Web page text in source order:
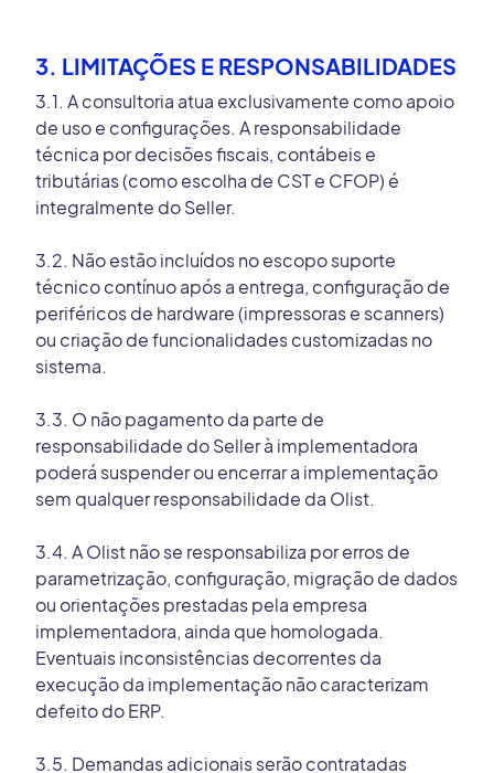
3. LIMITAÇÕES E RESPONSABILIDADES
3.1. A consultoria atua exclusivamente como apoio
de uso e configurações. A responsabilidade
técnica por decisões fiscais, contábeis e
tributárias (como escolha de CST e CFOP) é
integralmente do Seller.
3.2. Não estão incluídos no escopo suporte
técnico contínuo após a entrega, configuração de
periféricos de hardware (impressoras e scanners)
ou criação de funcionalidades customizadas no
sistema.
3.3. O não pagamento da parte de
responsabilidade do Seller à implementadora
poderá suspender ou encerrar a implementação
sem qualquer responsabilidade da Olist.
3.4. A Olist não se responsabiliza por erros de
parametrização, configuração, migração de dados
ou orientações prestadas pela empresa
implementadora, ainda que homologada.
Eventuais inconsistências decorrentes da
execução da implementação não caracterizam
defeito do ERP.
3.5. Demandas adicionais serão contratadas